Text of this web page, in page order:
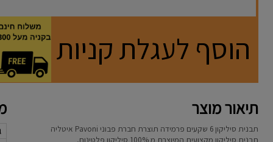
הוסף לעגלת קניות
תיאור מוצר
תבנית סיליקון 6 שקעים פרמידה תוצרת חברת פבוני Pavoni איטליה
תבנית סיליקון מקצועית המיוצרת מ 100% סיליקון פלטינום,